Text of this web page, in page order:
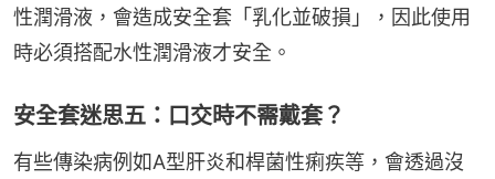
性潤滑液，會造成安全套「乳化並破損」，因此使用
時必須搭配水性潤滑液才安全。
安全套迷思五：口交時不需戴套？
有些傳染病例如A型肝炎和桿菌性痢疾等，會透過沒